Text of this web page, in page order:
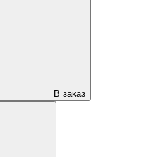
В заказ